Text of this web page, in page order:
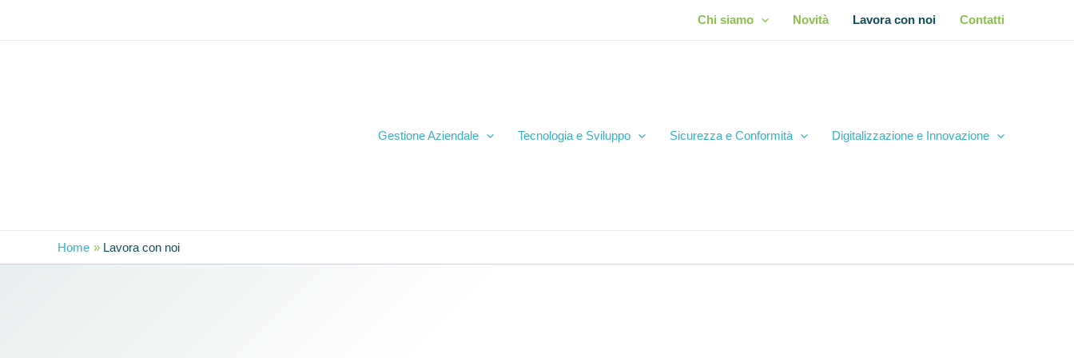
Chi siamo Novità Lavora con noi Contatti
Gestione Aziendale Tecnologia e Sviluppo Sicurezza e Conformità Digitalizzazione e Innovazione
Home Lavora con noi